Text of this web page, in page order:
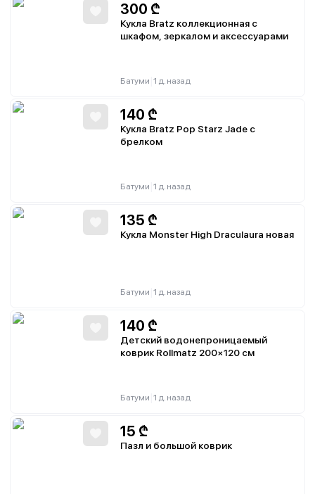
300 ₾
Кукла Bratz коллекционная с
шкафом, зеркалом и аксессуарами
Батуми 1 д. назад
140 ₾
Кукла Bratz Pop Starz Jade с
брелком
Батуми 1 д. назад
135 ₾
Кукла Monster High Draculaura новая
Батуми 1 д. назад
140 ₾
Детский водонепроницаемый
коврик Rollmatz 200×120 см
Батуми 1 д. назад
15 ₾
Пазл и большой коврик